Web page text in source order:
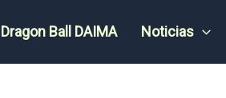
Dragon Ball DAIMA Noticias